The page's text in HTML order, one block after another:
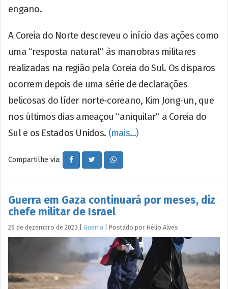
engano.
A Coreia do Norte descreveu o início das ações como
uma “resposta natural” às manobras militares
realizadas na região pela Coreia do Sul. Os disparos
ocorrem depois de uma série de declarações
belicosas do líder norte-coreano, Kim Jong-un, que
nos últimos dias ameaçou “aniquilar” a Coreia do
Sul e os Estados Unidos. (mais…)
Compartilhe via:
Guerra em Gaza continuará por meses, diz
chefe militar de Israel
26 de dezembro de 2023 Guerra Postado por Hélio Alves